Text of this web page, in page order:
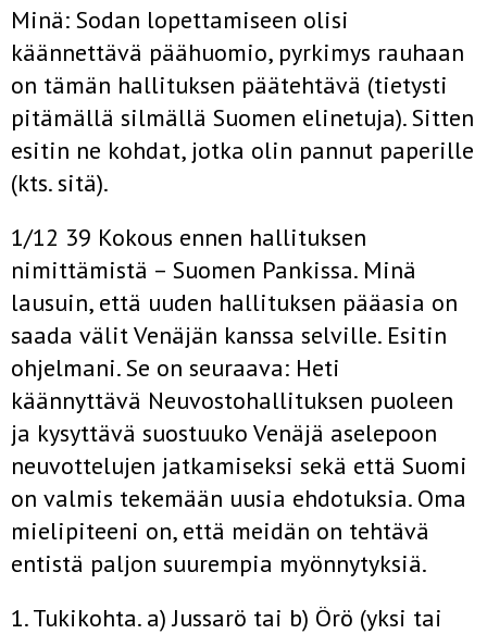
Minä: Sodan lopettamiseen olisi
käännettävä päähuomio, pyrkimys rauhaan
on tämän hallituksen päätehtävä (tietysti
pitämällä silmällä Suomen elinetuja). Sitten
esitin ne kohdat, jotka olin pannut paperille
(kts. sitä).
1/12 39 Kokous ennen hallituksen
nimittämistä – Suomen Pankissa. Minä
lausuin, että uuden hallituksen pääasia on
saada välit Venäjän kanssa selville. Esitin
ohjelmani. Se on seuraava: Heti
käännyttävä Neuvostohallituksen puoleen
ja kysyttävä suostuuko Venäjä aselepoon
neuvottelujen jatkamiseksi sekä että Suomi
on valmis tekemään uusia ehdotuksia. Oma
mielipiteeni on, että meidän on tehtävä
entistä paljon suurempia myönnytyksiä.
1. Tukikohta. a) Jussarö tai b) Örö (yksi tai